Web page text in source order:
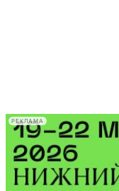
РЕКЛАМА